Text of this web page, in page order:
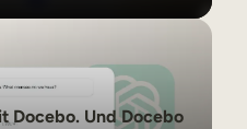
Docebo. Und Docebo